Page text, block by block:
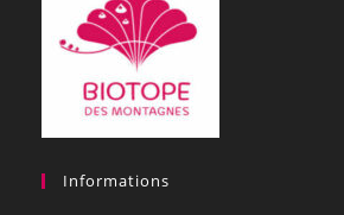
Informations